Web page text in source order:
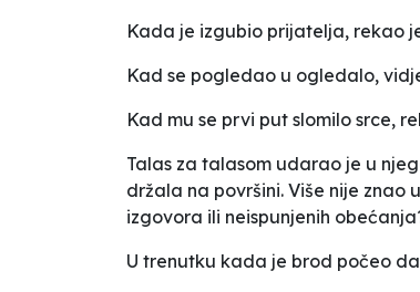
Kada je izgubio prijatelja, rekao
Kad se pogledao u ogledalo,
Kad mu se prvi put slomilo srce,
Talas za talasom udarao je u
držala na površini. Više nije znao
izgovora ili neispunjenih
U trenutku kada je brod počeo